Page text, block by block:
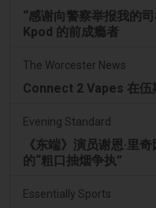
“感谢向警察举报我的
Kpod 的前成瘾者
The Worcester News
Connect 2 Vapes 在伍
Evening Standard
《东端》演员谢恩·里
的“粗口抽烟争执”
Essentially Sports